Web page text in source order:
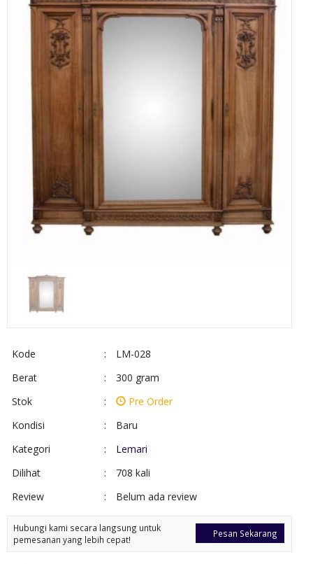
Kode :
LM-028
Berat
:
300 gram
Stok
:
Pre Order
Kondisi
:
Baru
Kategori
:
Lemari
Dilihat
:
708 kali
Review
: Belum ada review
Pesan Sekarang
Hubungi kami secara langsung untuk
pemesanan yang lebih cepat!